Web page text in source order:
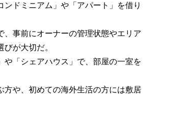
ドミニアム」や「アパート」を借り
事前にオーナーの管理状態やエリア
が大切だ。
「シェアハウス」で、部屋の一室を
方や、初めての海外生活の方には敷居